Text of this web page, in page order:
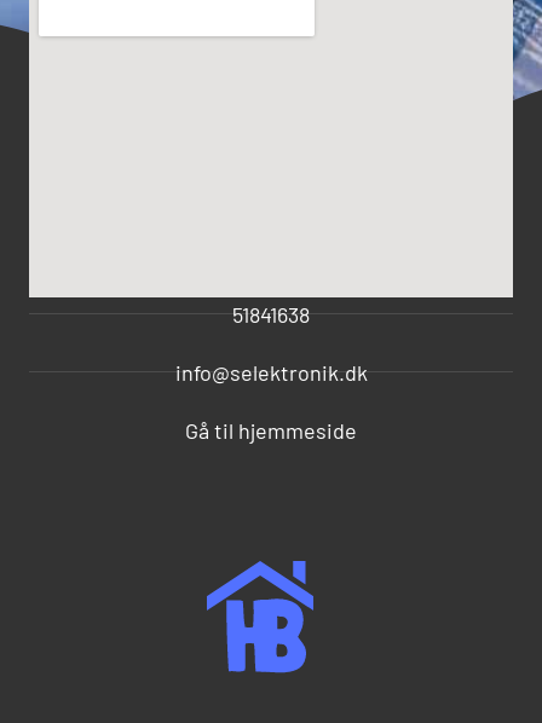
51841638
info@selektronik.dk
Gå til hjemmeside